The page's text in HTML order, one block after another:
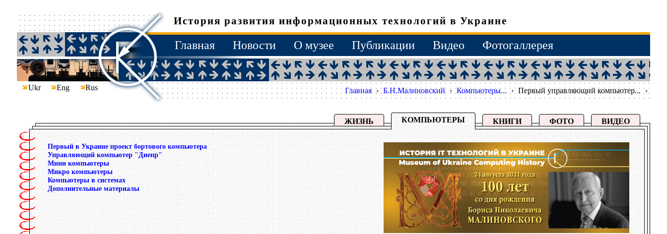
История развития информационных технологий в Украине
Главная Новости О музее Публикации Видео Фотогаллерея
Ukr Eng Rus Главная › Б.Н.Малиновский › Компьютеры... › Первый управляющий компьютер... ›
ЖИЗНЬ КОМПЬЮТЕРЫ КНИГИ ФОТО ВИДЕО
Первый в Украине проект бортового компьютера
Управляющий компьютер "Днепр"
Мини компьютеры
Микро компьютеры
Компьютеры в системах
Дополнительные материалы